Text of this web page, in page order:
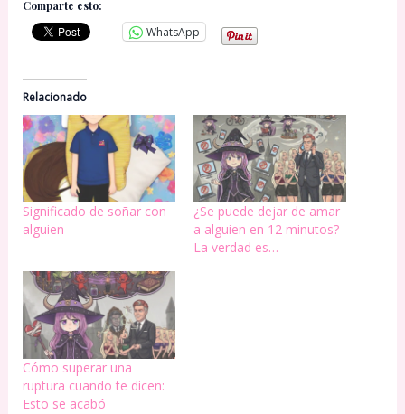
Comparte esto:
WhatsApp
Relacionado
Significado de soñar con
alguien
¿Se puede dejar de amar
a alguien en 12 minutos?
La verdad es…
Cómo superar una
ruptura cuando te dicen:
Esto se acabó